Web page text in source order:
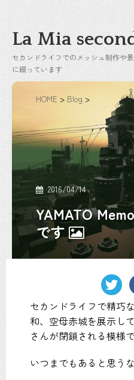
La Mia
セカンドライフでのメッシュ制作や
に綴っています
HOME > Blog >
2016/04/14
YAMATO
です
セカンドライフで精巧
和、空母赤城を展示し
さんが閉鎖される模様で
いつまでもあると思う